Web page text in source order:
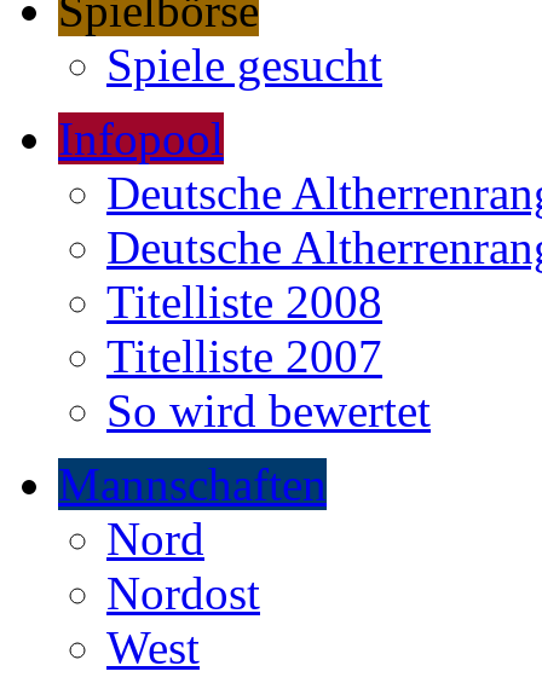
Spielbörse
Spiele gesucht
Infopool
Deutsche
Deutsche
Titelliste 2008
Titelliste 2007
So wird bewertet
Mannschaften
Nord
Nordost
West